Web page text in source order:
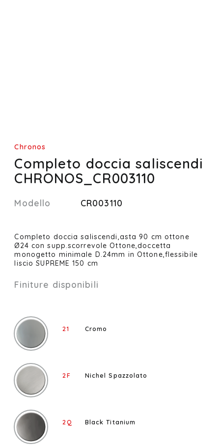
Chronos
Completo doccia saliscendi
CHRONOS_CR003110
Modello CR003110
Completo doccia saliscendi,asta 90 cm ottone
Ø24 con supp.scorrevole Ottone,doccetta
monogetto minimale D.24mm in Ottone,flessibile
liscio SUPREME 150 cm
Finiture disponibili
21 Cromo
2F Nichel Spazzolato
2Q Black Titanium